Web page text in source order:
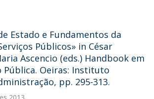
Estado e Fundamentos da
Públicos» in César
Ascencio (eds.) Handbook em
Pública. Oeiras: Instituto
pp. 295-313.